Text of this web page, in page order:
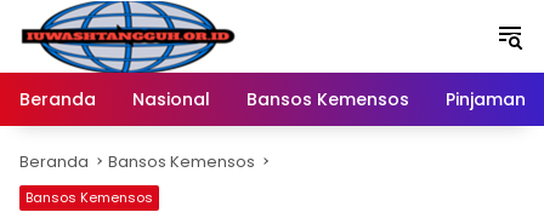
Langsung
konten
Beranda
Nasional Bansos Kemensos Pinjaman
Beranda Bansos Kemensos
Bansos Kemensos